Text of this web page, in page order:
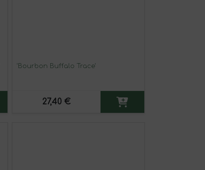
'Bourbon Buffalo Trace'
27,40 €